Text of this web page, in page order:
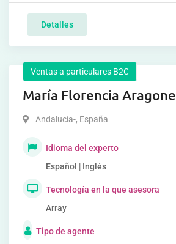
Detalles
Ventas a particulares B2C
María Florencia Aragone
Andalucía-, España
Idioma del experto
Español | Inglés
Tecnología en la que asesora
Array
Tipo de agente